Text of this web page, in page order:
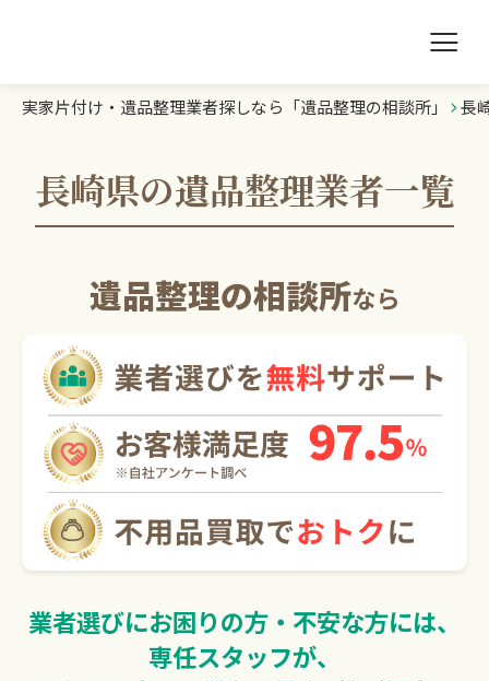
0120-20-1349
受付 8:30～17:30
無料・24時間受付
Webで無料見積りする
遺品整理の相談所TOP
業者を探す
初めての方へ
豆知識
お急ぎの方はこちら
実家片付け・遺品整理業者探しなら「遺品整理の相談所」 長
長崎県の遺品整理業者一覧
遺品整理の相談所なら
業者選びにお困りの方・不安な方には、
専任スタッフが、